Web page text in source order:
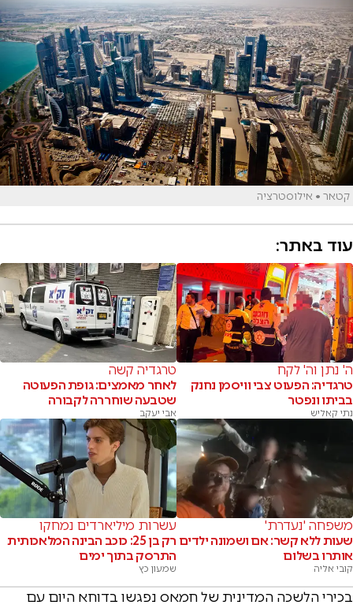
קטאר • אילוסטרציה
עוד באתר:
ה' נתן וה' לקח
טרגדיה: הפעוט צבי וויסמן נחנק
בביתו ונפטר
נתי קאליש
טרגדיה קשה
לאחר מאמצים: גופת הפעוטה
שטבעה שוחררה לקבורה
אבי יעקב
משפחה 'נעדרת'
שעות ללא קשר: אם ושמונה ילדים
אותרו בשלום
קובי אליה
עשרות מיליארדים נמחקו
רק בן 25: כוכב הבינה המלאכותית
התרסק בתוך ימים
שמעון כץ
בכירי הלשכה המדינית של חמאס נפגשו בדוחא היום עם